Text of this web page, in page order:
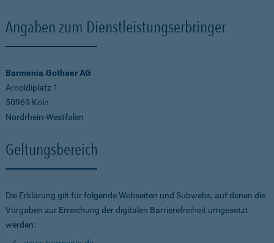
Angaben zum Dienstleistungserbringer
Barmenia.Gothaer AG
Arnoldiplatz 1
50969 Köln
Nordrhein-Westfalen
Geltungsbereich
Die Erklärung gilt für folgende Webseiten und Subwebs, auf denen die
Vorgaben zur Erreichung der digitalen Barrierefreiheit umgesetzt
werden: